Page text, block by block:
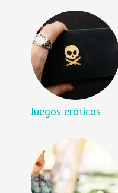
Juegos eróticos